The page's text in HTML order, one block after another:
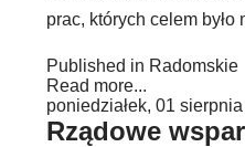
prac, których celem
Published in Radomskie
Read more...
poniedziałek, 01
Rządowe